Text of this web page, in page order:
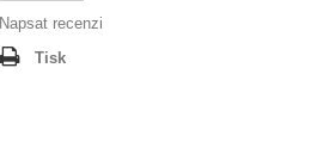
Napsat recenzi
Tisk